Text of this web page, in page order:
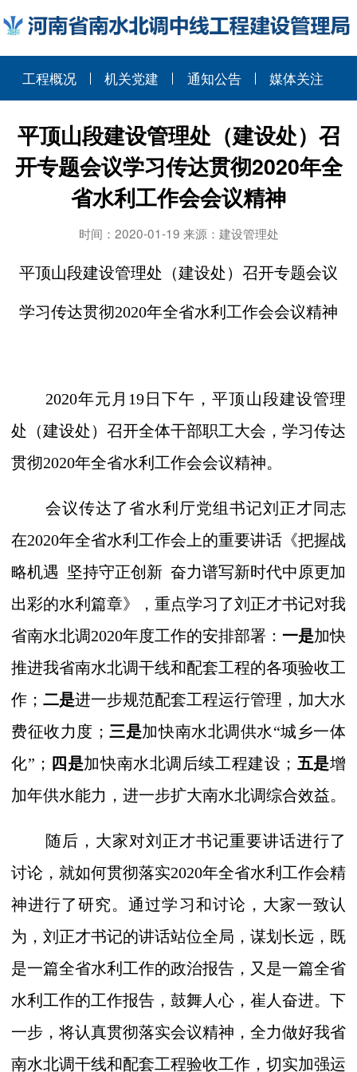
工程概况 机关党建 通知公告 媒体关注
平顶山段建设管理处（建设处）召
开专题会议学习传达贯彻2020年全
省水利工作会会议精神
时间：2020-01-19 来源：建设管理处
平顶山段建设管理处（建设处）召开专题会议
学习传达贯彻2020年全省水利工作会会议精神
2020年元月19日下午，平顶山段建设管理
处（建设处）召开全体干部职工大会，学习传达
贯彻2020年全省水利工作会会议精神。
会议传达了省水利厅党组书记刘正才同志
在2020年全省水利工作会上的重要讲话《把握战
略机遇 坚持守正创新 奋力谱写新时代中原更加
出彩的水利篇章》，重点学习了刘正才书记对我
省南水北调2020年度工作的安排部署： 一是加快
推进我省南水北调干线和配套工程的各项验收工
作； 二是进一步规范配套工程运行管理，加大水
费征收力度； 三是加快南水北调供水“城乡一体
化”； 四是加快南水北调后续工程建设； 五是增
加年供水能力，进一步扩大南水北调综合效益。
随后，大家对刘正才书记重要讲话进行了
讨论，就如何贯彻落实2020年全省水利工作会精
神进行了研究。通过学习和讨论，大家一致认
为，刘正才书记的讲话站位全局，谋划长远，既
是一篇全省水利工作的政治报告，又是一篇全省
水利工作的工作报告，鼓舞人心，崔人奋进。下
一步，将认真贯彻落实会议精神，全力做好我省
南水北调干线和配套工程验收工作，切实加强运